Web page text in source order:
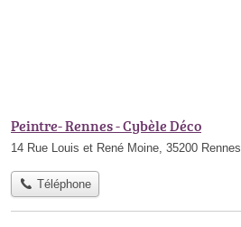
Peintre- Rennes - Cybèle Déco
14 Rue Louis et René Moine, 35200 Rennes
Téléphone